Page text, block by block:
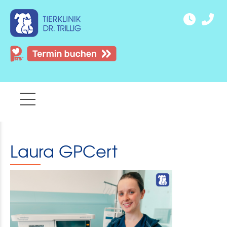
Laura GPCert